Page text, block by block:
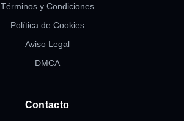
Términos y Condiciones
Política de Cookies
Aviso Legal
DMCA
Contacto